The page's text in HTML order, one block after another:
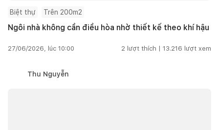
Biệt thự Trên 200m2
Ngôi nhà không cần điều hòa nhờ thiết kế theo khí hậu
27/06/2026, lúc 10:00 2 lượt thích | 13.216 lượt xem
Thu Nguyễn